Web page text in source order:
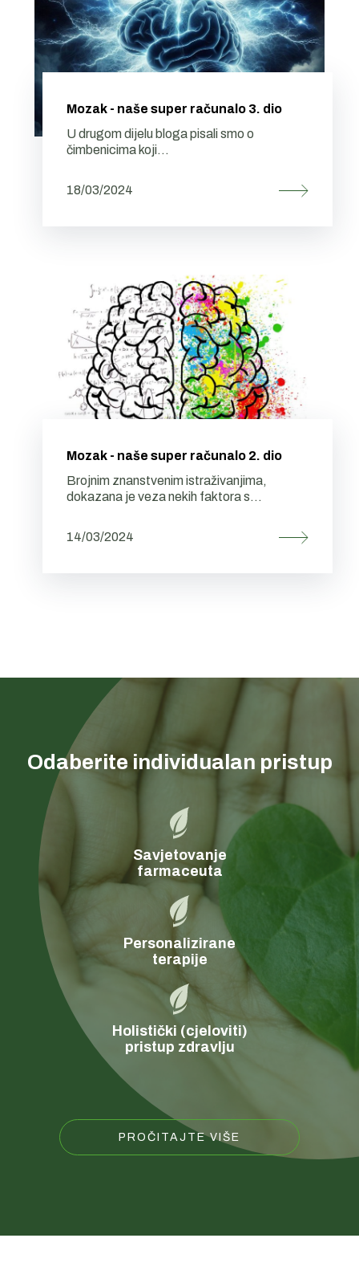
Mozak - naše super računalo 3. dio
U drugom dijelu bloga pisali smo o
čimbenicima koji...
18/03/2024
Mozak - naše super računalo 2. dio
Brojnim znanstvenim istraživanjima,
dokazana je veza nekih faktora s...
14/03/2024
Odaberite individualan pristup
Savjetovanje
farmaceuta
Personalizirane
terapije
Holistički (cjeloviti)
pristup zdravlju
PROČITAJTE VIŠE